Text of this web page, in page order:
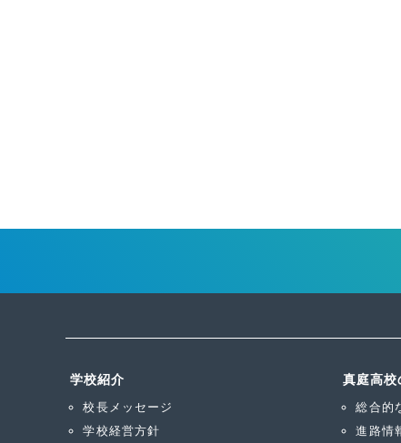
学校紹介
校長メッセージ
学校経営方針
真庭高校
総合的
進路情